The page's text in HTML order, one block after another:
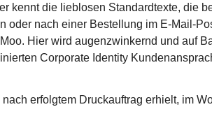
kennt die lieblosen Standardtexte, die
oder nach einer Bestellung im E-Mail-
Hier wird augenzwinkernd und auf
Corporate Identity
erfolgtem Druckauftrag erhielt, im